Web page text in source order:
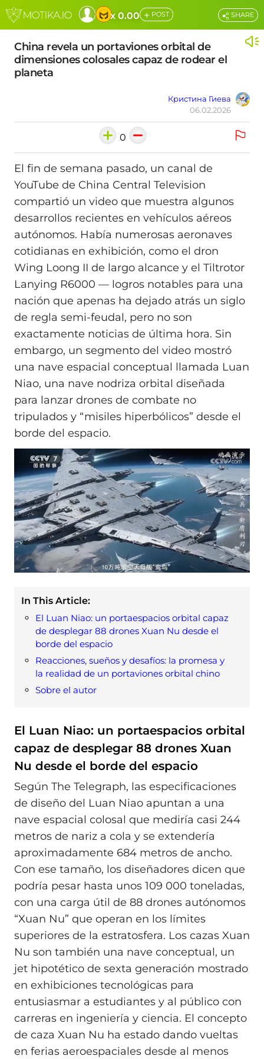
x 0.00 + POST
China revela un portaviones orbital de
dimensiones colosales capaz de rodear el
planeta
Кристина Гиева
06.02.2026
SHARE
0
El fin de semana pasado, un canal de
YouTube de China Central Television
compartió un video que muestra algunos
desarrollos recientes en vehículos aéreos
autónomos. Había numerosas aeronaves
cotidianas en exhibición, como el dron
Wing Loong II de largo alcance y el Tiltrotor
Lanying R6000 — logros notables para una
nación que apenas ha dejado atrás un siglo
de regla semi-feudal, pero no son
exactamente noticias de última hora. Sin
embargo, un segmento del video mostró
una nave espacial conceptual llamada Luan
Niao, una nave nodriza orbital diseñada
para lanzar drones de combate no
tripulados y “misiles hiperbólicos” desde el
borde del espacio.
In This Article:
El Luan Niao: un portaespacios orbital capaz
de desplegar 88 drones Xuan Nu desde el
borde del espacio
Reacciones, sueños y desafíos: la promesa y
la realidad de un portaviones orbital chino
Sobre el autor
El Luan Niao: un portaespacios orbital
capaz de desplegar 88 drones Xuan
Nu desde el borde del espacio
Según The Telegraph, las especificaciones
de diseño del Luan Niao apuntan a una
nave espacial colosal que mediría casi 244
metros de nariz a cola y se extendería
aproximadamente 684 metros de ancho.
Con ese tamaño, los diseñadores dicen que
podría pesar hasta unos 109 000 toneladas,
con una carga útil de 88 drones autónomos
“Xuan Nu” que operan en los límites
superiores de la estratosfera. Los cazas Xuan
Nu son también una nave conceptual, un
jet hipotético de sexta generación mostrado
en exhibiciones tecnológicas para
entusiasmar a estudiantes y al público con
carreras en ingeniería y ciencia. El concepto
de caza Xuan Nu ha estado dando vueltas
en ferias aeroespaciales desde al menos